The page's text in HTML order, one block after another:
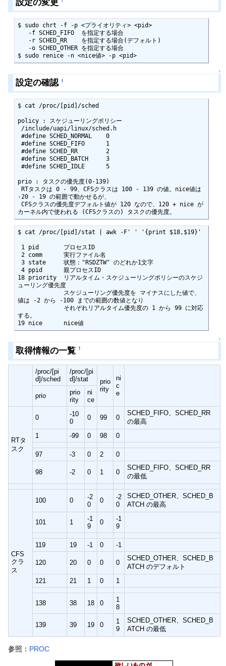
設定の変更
$ sudo chrt -f -p <プライオリティ> <pid>
$ sudo renice -n <nice値> -p <pid>
↑
設定の確認 †
$ cat /proc/[pid]/sched
policy : スケジューリングポリシー
prio : タスクの優先度(0-139)
-20 - 19 の範囲で動かせるが、
カーネル内で使われる (CFSクラスの) タスクの優先度。
$ cat /proc/[pid]/stat | awk -F' ' '{print $18,$19}'
18 priority  リアルタイム・スケジューリングポリシーのスケジ
ューリング優先度
値は -2 から -100 までの範囲の数値となり
する。
19 nice      nice値
↑
取得情報の一覧 †
/proc/[pi
d]/sched
/proc/[pi
d]/stat
prio
rity
ni
c
e
prio
prio
rity
ni
ce
RTタ
スク
0
-10
0
0 99 0
SCHED_FIFO、SCHED_RR
の最高
1
-99 0 98 0
97 -3 0 2 0
98 -2 0 1 0
SCHED_FIFO、SCHED_RR
の最低
CFS
クラ
ス
100 0
-2
0
0
-2
0
SCHED_OTHER、SCHED_B
ATCH の最高
101 1
-1
9
0
-1
9
119 19 -1 0 -1
120 20 0 0 0
SCHED_OTHER、SCHED_B
ATCH のデフォルト
121
21 1 0 1
138 38 18 0
1
8
139 39 19 0
1
9
SCHED_OTHER、SCHED_B
ATCH の最低
参照： PROC